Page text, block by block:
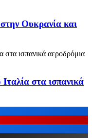
Ουκρανία και
στα ισπανικά